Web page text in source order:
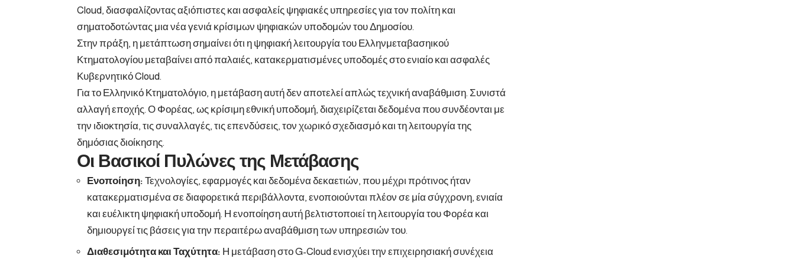
Cloud, διασφαλίζοντας αξιόπιστες και ασφαλείς ψηφιακές υπηρεσίες για τον πολίτη και
σηματοδοτώντας μια νέα γενιά κρίσιμων ψηφιακών υποδομών του Δημοσίου.
Στην πράξη, η μετάπτωση σημαίνει ότι η ψηφιακή λειτουργία του Ελληνμεταβασηικού
Κτηματολογίου μεταβαίνει από παλαιές, κατακερματισμένες υποδομές στο ενιαίο και ασφαλές
Κυβερνητικό Cloud.
Για το Ελληνικό Κτηματολόγιο, η μετάβαση αυτή δεν αποτελεί απλώς τεχνική αναβάθμιση. Συνιστά
αλλαγή εποχής. Ο Φορέας, ως κρίσιμη εθνική υποδομή, διαχειρίζεται δεδομένα που συνδέονται με
την ιδιοκτησία, τις συναλλαγές, τις επενδύσεις, τον χωρικό σχεδιασμό και τη λειτουργία της
δημόσιας διοίκησης.
Οι Βασικοί Πυλώνες της Μετάβασης
Ενοποίηση: Τεχνολογίες, εφαρμογές και δεδομένα δεκαετιών, που μέχρι πρότινος ήταν
κατακερματισμένα σε διαφορετικά περιβάλλοντα, ενοποιούνται πλέον σε μία σύγχρονη, ενιαία
και ευέλικτη ψηφιακή υποδομή. Η ενοποίηση αυτή βελτιστοποιεί τη λειτουργία του Φορέα και
δημιουργεί τις βάσεις για την περαιτέρω αναβάθμιση των υπηρεσιών του.
Διαθεσιμότητα και Ταχύτητα: Η μετάβαση στο G-Cloud ενισχύει την επιχειρησιακή συνέχεια